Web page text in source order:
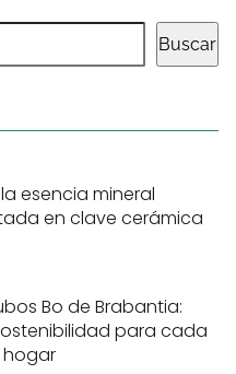
Buscar
esencia mineral
en clave cerámica
Bo de Brabantia:
para cada
hogar